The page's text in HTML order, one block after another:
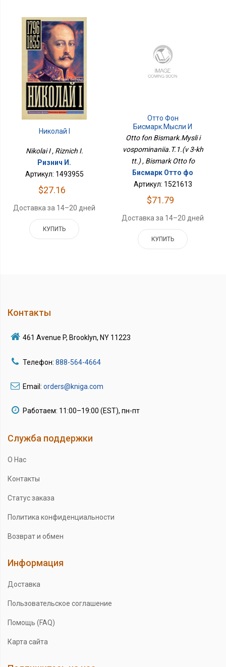
Николай I
Nikolai I , Riznich I.
Ризнич И.
Артикул: 1493955
$27.16
Доставка за 14–20 дней
КУПИТЬ
Отто Фон
Бисмарк.Мысли И
Воспоминания.Т.1.(в 3-Х
Otto fon Bismark.Mysli i
vospominaniia.T.1.(v 3-kh
tt.) , Bismark Otto fo
Бисмарк Отто фо
Артикул: 1521613
$71.79
Доставка за 14–20 дней
КУПИТЬ
Контакты
461 Avenue P, Brooklyn, NY 11223
Телефон: 888-564-4664
Email: orders@kniga.com
Работаем: 11:00–19:00 (EST), пн-пт
Служба поддержки
О Нас
Контакты
Статус заказа
Политика конфиденциальности
Возврат и обмен
Информация
Доставка
Пользовательское соглашение
Помощь (FAQ)
Карта сайта